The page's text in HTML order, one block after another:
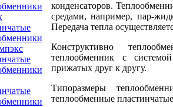
конденсаторов.
средами, например, пар-
Передача тепла
Конструктивно
теплообменник с
прижатых друг к другу.
Типоразмеры
теплообменные